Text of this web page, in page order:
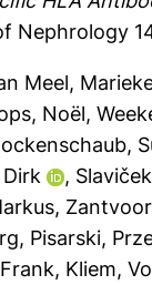
Nephrology
Meel,
Noël,
,
,
, Pisarski,
, Kliem,